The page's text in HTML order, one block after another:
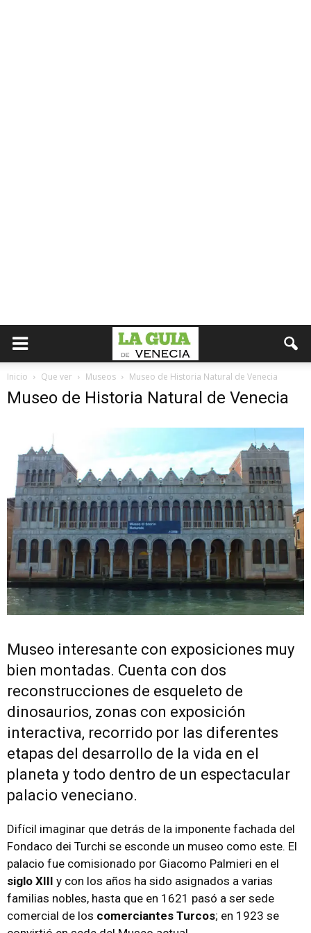
Inicio Que ver Museos Museo de Historia Natural de Venecia
Museo de Historia Natural de Venecia
Museo interesante con exposiciones muy
bien montadas. Cuenta con dos
reconstrucciones de esqueleto de
dinosaurios, zonas con exposición
interactiva, recorrido por las diferentes
etapas del desarrollo de la vida en el
planeta y todo dentro de un espectacular
palacio veneciano.
Difícil imaginar que detrás de la imponente fachada del
Fondaco dei Turchi se esconde un museo como este. El
palacio fue comisionado por Giacomo Palmieri en el
siglo XIII y con los años ha sido asignados a varias
familias nobles, hasta que en 1621 pasó a ser sede
comercial de los comerciantes Turcos; en 1923 se